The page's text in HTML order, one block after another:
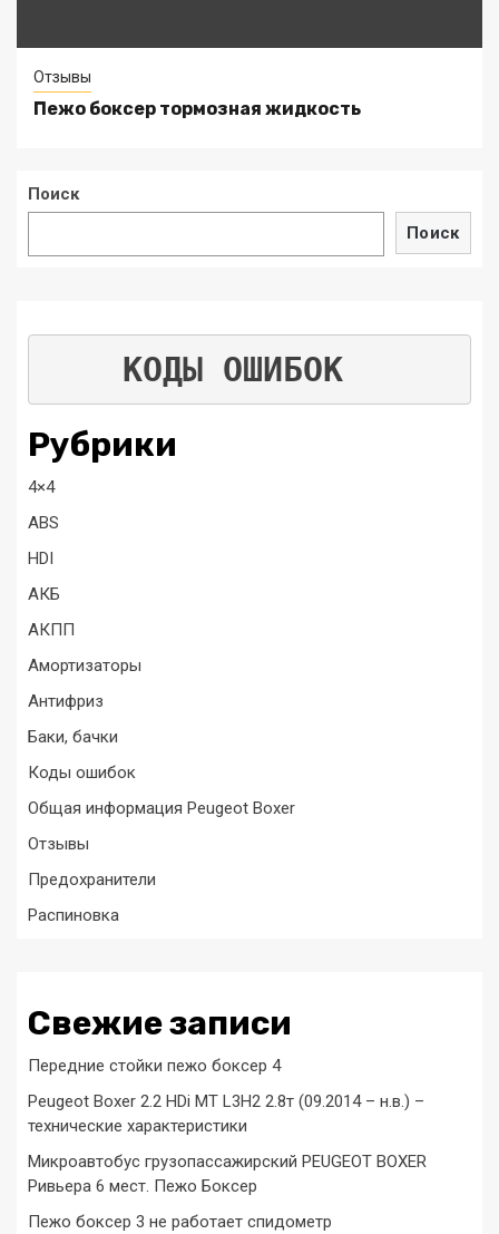
Отзывы
Пежо боксер тормозная жидкость
Поиск
Поиск
КОДЫ ОШИБОК
Рубрики
4×4
ABS
HDI
АКБ
АКПП
Амортизаторы
Антифриз
Баки, бачки
Коды ошибок
Общая информация Peugeot Boxer
Отзывы
Предохранители
Распиновка
Свежие записи
Передние стойки пежо боксер 4
Peugeot Boxer 2.2 HDi MT L3H2 2.8т (09.2014 – н.в.) –
технические характеристики
Микроавтобус грузопассажирский PEUGEOT BOXER
Ривьера 6 мест. Пежо Боксер
Пежо боксер 3 не работает спидометр